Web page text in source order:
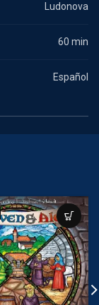
Ludonova
60 min
Español